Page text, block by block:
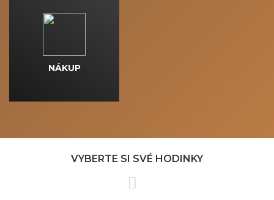
NÁKUP
VYBERTE SI SVÉ HODINKY